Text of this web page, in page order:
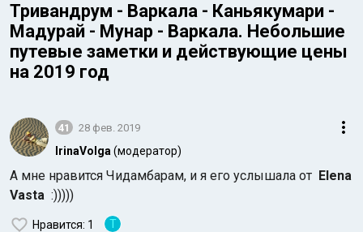
Аравийское море
Тривандрум - Варкала - Каньякумари -
Мадурай - Мунар - Варкала. Небольшие
путевые заметки и действующие цены
на 2019 год
41 28 фев. 2019
IrinaVolga (модератор)
А мне нравится Чидамбарам, и я его услышала от Elena
Vasta :)))))
Нравится: 1 T